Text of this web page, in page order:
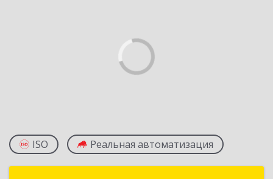
ISO Реальная автоматизация